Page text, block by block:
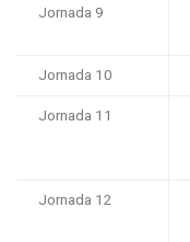
Jornada 9
Jornada 10
Jornada 11
Jornada 12